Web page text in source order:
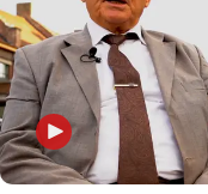
Campania
Emilia-
Romagna
Friuli
Venezia
Giulia
Lazio